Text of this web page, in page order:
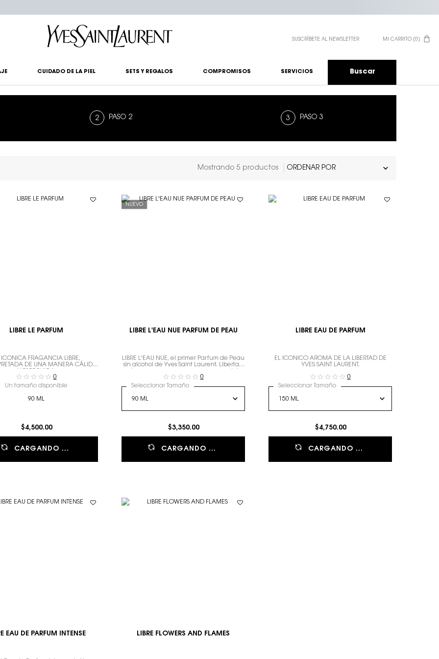
SUSCRÍBETE AL NEWSLETTER MI CARRITO 0
0 PRODUCTO EN EL
CUIDADO DE LA PIEL SETS Y REGALOS COMPROMISOS SERVICIOS Buscar
PASO 2 PASO 3
Mostrando 5 productos
LIBRE LE PARFUM
FRAGANCIA LIBRE,
DE UNA MANERA CÁLIDA
0
Un tamaño disponible
90 ML
$4,500.00
CARGANDO ...
NUEVO
LIBRE L'EAU NUE PARFUM DE PEAU
LIBRE L'EAU NUE, el primer Parfum de Peau
sin alcohol de Yves Saint Laurent. Libertad
radiante.
0
Seleccionar Tamaño
$3,350.00
CARGANDO ...
LIBRE EAU DE PARFUM
EL ICÓNICO AROMA DE LA LIBERTAD DE
YVES SAINT LAURENT.
0
Seleccionar Tamaño
$4,750.00
CARGANDO ...
EAU DE PARFUM INTENSE LIBRE FLOWERS AND FLAMES